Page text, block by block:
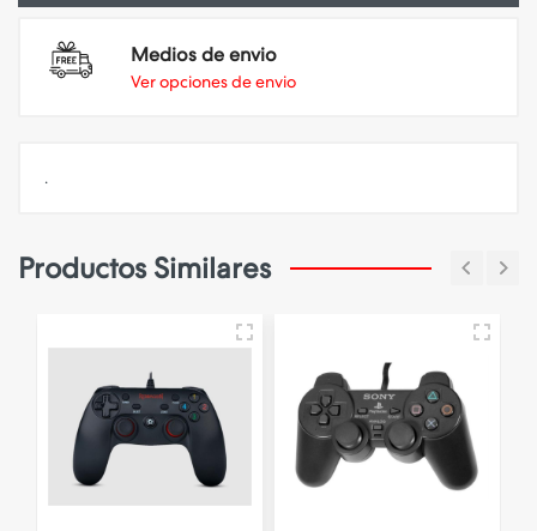
Medios de envio
Ver opciones de envio
.
Productos Similares